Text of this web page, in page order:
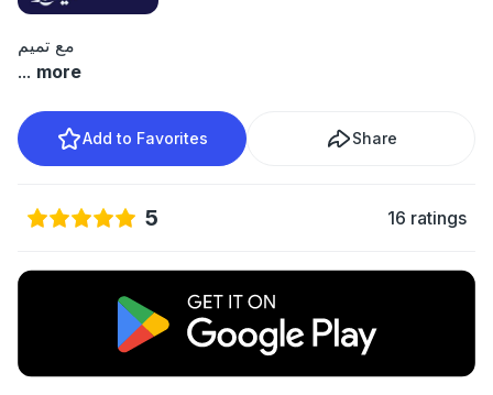
مع تميم
... more
Add to Favorites Share
5 16 ratings